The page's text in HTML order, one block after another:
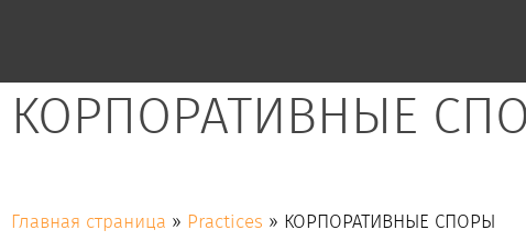
КОРПОРАТИВНЫЕ
Главная страница » Practices » КОРПОРАТИВНЫЕ СПОРЫ